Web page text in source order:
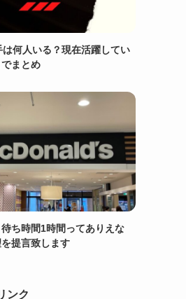
何人いる？現在活躍してい
まとめ
ち時間1時間ってありえな
提言致します
ンク